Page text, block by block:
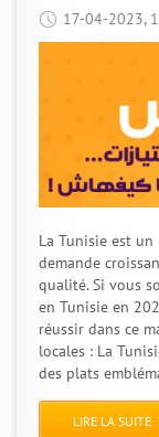
17-04-2023,
La Tunisie est
demande
qualité. Si vous
en Tunisie en
réussir dans ce
locales : La
des plats
LIRE LA SUITE